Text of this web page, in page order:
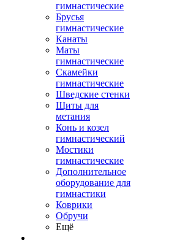
гимнастические
Брусья
гимнастические
Канаты
Маты
гимнастические
Скамейки
гимнастические
Шведские стенки
Щиты для
метания
Конь и козел
гимнастический
Мостики
гимнастические
Дополнительное
оборудование для
гимнастики
Коврики
Обручи
Ещё